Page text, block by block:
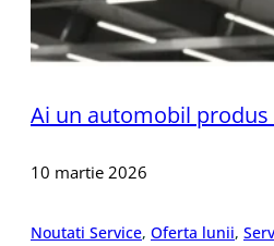
Ai un automobil produs
10 martie 2026
Noutati Service, Oferta lunii,